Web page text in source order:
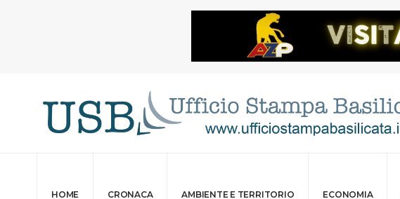
HOME CRONACA AMBIENTE E TERRITORIO ECONOMIA